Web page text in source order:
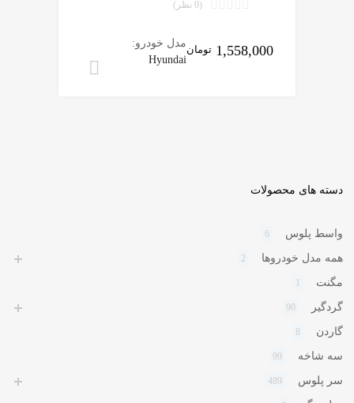
(0 نظر)
1,558,000 تومان
مدل خودرو:
Hyundai
دسته های محصولات
واسط پلوس 6
همه مدل خودروها 2
مگنت 1
گردگیر 90
گاردن 8
سه شاخه 99
سر پلوس 489